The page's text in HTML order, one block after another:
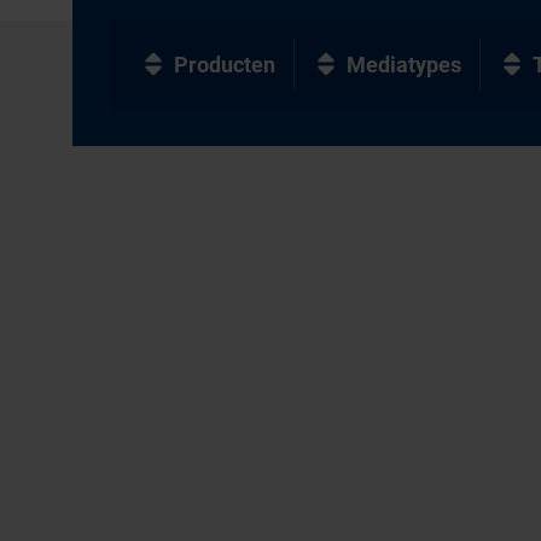
Producten Mediatypes